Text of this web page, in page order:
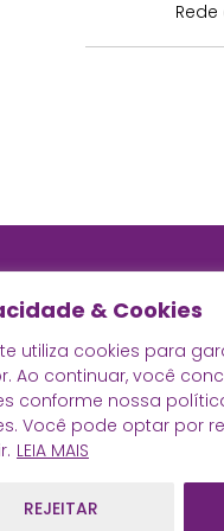
& Cookies
utiliza cookies para
Ao continuar, você
conforme nossa
Você pode optar por
LEIA MAIS
REJEITAR